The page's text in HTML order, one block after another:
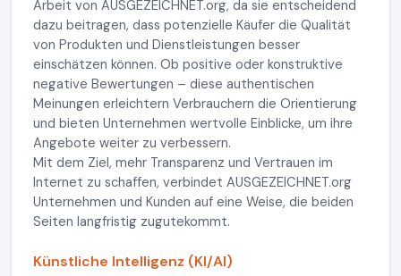
Arbeit von AUSGEZEICHNET.org, da sie entscheidend
dazu beitragen, dass potenzielle Käufer die Qualität
von Produkten und Dienstleistungen besser
einschätzen können. Ob positive oder konstruktive
negative Bewertungen – diese authentischen
Meinungen erleichtern Verbrauchern die Orientierung
und bieten Unternehmen wertvolle Einblicke, um ihre
Angebote weiter zu verbessern.
Mit dem Ziel, mehr Transparenz und Vertrauen im
Internet zu schaffen, verbindet AUSGEZEICHNET.org
Unternehmen und Kunden auf eine Weise, die beiden
Seiten langfristig zugutekommt.
Künstliche Intelligenz (KI/AI)